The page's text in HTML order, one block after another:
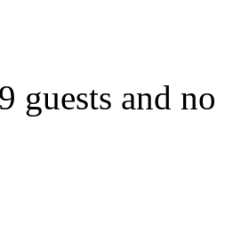
guests and